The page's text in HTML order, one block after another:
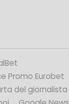
Promo Eurobet
del giornalista